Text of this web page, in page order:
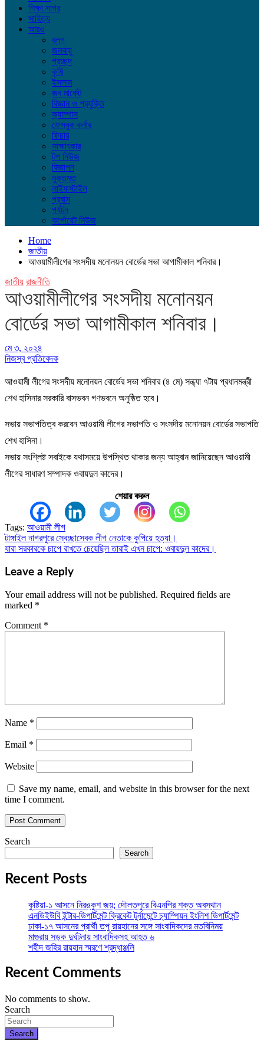
শিক্ষা সাগর
সাহিত্য
আরও
ব্লগ
জলবায়ু
প্রচ্ছদ
কৃষি
ইসলাম
জব মার্কেট
বিজ্ঞান ও প্রযুক্তি
ক্যাম্পাস
ফেসবুক কর্নার
ফিচার
সাক্ষাৎকার
টপ নিউজ
বিজ্ঞাপন
মুক্তমত
লাইফস্টাইল
প্রবাস
পর্যটন
কর্পোরেট নিউজ
Home
জাতীয়
আওয়ামীলীগের সংসদীয় মনোনয়ন বোর্ডের সভা আগামীকাল শনিবার।
জাতীয় রাজনীতি
আওয়ামীলীগের সংসদীয় মনোনয়ন
বোর্ডের সভা আগামীকাল শনিবার।
মে ৩, ২০২৪
নিজস্ব প্রতিবেদক
আওয়ামী লীগের সংসদীয় মনোনয়ন বোর্ডের সভা শনিবার (৪ মে) সন্ধ্যা ৭টায় প্রধানমন্ত্রী
শেখ হাসিনার সরকারি বাসভবন গণভবনে অনুষ্ঠিত হবে।
সভায় সভাপতিত্ব করবেন আওয়ামী লীগের সভাপতি ও সংসদীয় মনোনয়ন বোর্ডের সভাপতি
শেখ হাসিনা।
সভায় সংশ্লিষ্ট সবাইকে যথাসময়ে উপস্থিত থাকার জন্য আহ্বান জানিয়েছেন আওয়ামী
লীগের সাধারণ সম্পাদক ওবায়দুল কাদের।
শেয়ার করুন
Tags: আওয়ামী লীগ
Post
navigation
টাঙ্গাইল নাগরপুরে স্বেচ্ছাসেবক লীগ নেতাকে কুপিয়ে হত্যা।
যারা সরকারকে চাপে রাখতে চেয়েছিল তারাই এখন চাপে: ওবায়দুল কাদের।
Leave a Reply
Your email address will not be published. Required fields are
marked *
Comment *
Name *
Email *
Website
Save my name, email, and website in this browser for the next
time I comment.
Search
Search
Recent Posts
কুষ্টিয়া-১ আসনে নিরঙ্কুশ জয়; দৌলতপুরে বিএনপির শক্ত অবস্থান
এনডিইউবি ইন্টার-ডিপার্টমেন্ট ক্রিকেট টুর্নামেন্টে চ্যাম্পিয়ন ইংলিশ ডিপার্টমেন্ট
ঢাকা-১৭ আসনের প্রার্থী তপু রায়হানের সঙ্গে সাংবাদিকদের মতবিনিময়
মাগুরায় সড়ক দুর্ঘটনায় সাংবাদিকসহ আহত ৬
শহীদ জহির রায়হান স্মরণে শ্রদ্ধাঞ্জলি
Recent Comments
No comments to show.
Search
Search